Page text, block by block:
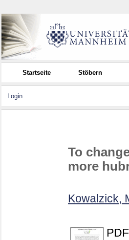
Startseite Stöbern
Login
To
more
Kowalzick,
PDF